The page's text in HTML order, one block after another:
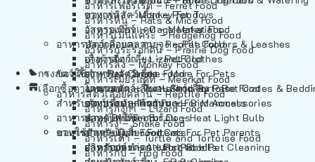
อาหารเฟอร์เร็ต – Ferret Food
อาหารหนู – Rats & Mice Food
อาหารเม่นแคระ – Hedgehog Food
อาหารกระรอกดิน – Prairie Dog Food
อาหารลิง – Monkey Food
อาหารเมียร์แคท – Meerkat Food
อาหารสัตว์เลี้อยคลาน – Reptile Food
อาหารกิ้งก่า – Lizard Food
อาหารงู – Snake Food
อาหารเต่า – Turtle and Tortoise Food
อาหารกบ – Frog Food
อาหารลิง – Monkey Food
อาหารเมียร์แคท – Meerkat Food
อาหารสัตว์เลี้อยคลาน – Reptile Food
อาหารกิ้งก่า – Lizard Food
อาหารงู – Snake Food
อาหารเต่า – Turtle and Tortoise Food
อาหารกบ – Frog Food
อาหารนก – Bird Food
อาหารปลา – Fish Food
อาหารปลา – All Fish Food
ของเล่นสัตว์เลี้ยง – Pet Toys
วัสดุรองกรง – Cage Materials
ปลอกคอและสายจูง – Pet Collars & Leashes
เสื้อผ้าสัตว์เลี้ยง – Pet Clothes
ของใช้สำหรับสัตว์เลี้ยง – More For Pets
โดมนอนและที่นอนสัตว์เลี้ยง – Pet Crates &
ของประดับสำหรับนก – Bird Accessories
หลอดไฟให้ความร้อน – Heat Light Bulb
ของใช้สำหรับผู้เลี้ยง – Items For Pet Parents
ผลิตภัณฑ์ทำความสะอาด – Pet Cleaning
กรงสัตว์เลี้ยง – Pet Cages
เลือกซื้อตามหมวดสัตว์เลี้ยง – Shop By Pet
สำหรับสัตว์เลี้ยงลูกด้วยนม – For Mammals
สำหรับสุนัข – For Dogs
สำหรับแมว – For Cats
สำหรับกระต่าย – For Rabbits